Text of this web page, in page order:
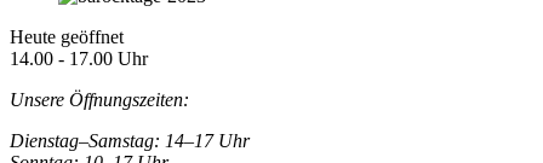
Heute geöffnet
14.00 - 17.00 Uhr
Unsere Öffnungszeiten:
Dienstag–Samstag: 14–17 Uhr